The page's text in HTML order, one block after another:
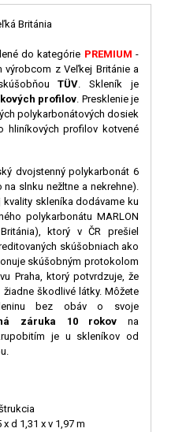
Británia
do kategórie PREMIUM -
výrobcom z Veľkej Británie a
TÜV. Skleník je
profilov. Presklenie je
polykarbonátových dosiek
hliníkových profilov kotvené
dvojstenný polykarbonát 6
na slnkunežltne a nekrehne).
skleníka dodávame ku
polykarbonátu MARLON
ktorý v ČR prešiel
skúšobniach ako
skúšobným protokolom
Praha, ktorý potvrdzuje, že
škodlivé látky. Môžete
bez obáv o svoje
záruka 10 rokov na
je u skleníkov od
d 1,31 x v 1,97 m